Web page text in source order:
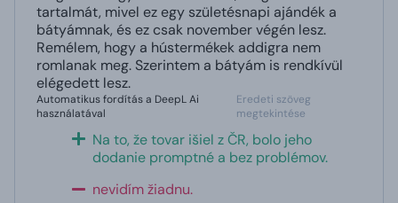
tartalmát, mivel ez egy születésnapi ajándék a
bátyámnak, és ez csak november végén lesz.
Remélem, hogy a hústermékek addigra nem
romlanak meg. Szerintem a bátyám is rendkívül
elégedett lesz.
Automatikus fordítás a DeepL Ai
használatával
Eredeti szöveg
megtekintése
Na to, že tovar išiel z ČR, bolo jeho
dodanie promptné a bez problémov.
nevidím žiadnu.